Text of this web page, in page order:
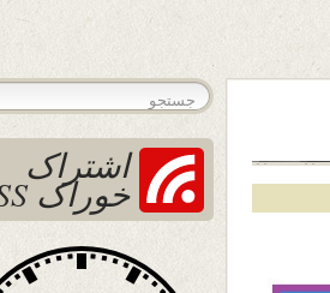
اشتراک
خوراک RSS